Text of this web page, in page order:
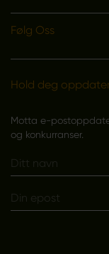
Følg Oss
Hold deg
Motta e-
og konkurranser.